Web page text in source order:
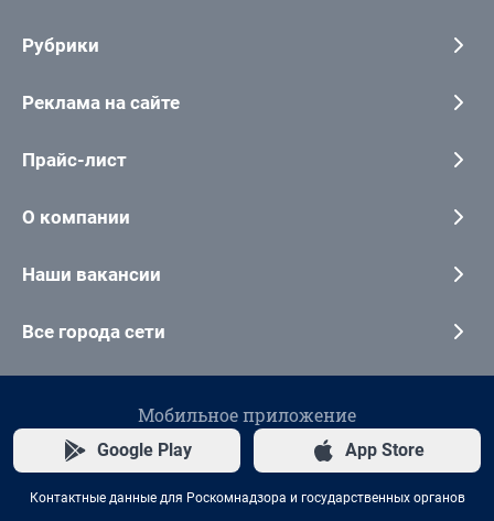
Рубрики
Реклама на сайте
Прайс-лист
О компании
Наши вакансии
Все города сети
Мобильное приложение
Google Play App Store
Контактные данные для Роскомнадзора и государственных органов